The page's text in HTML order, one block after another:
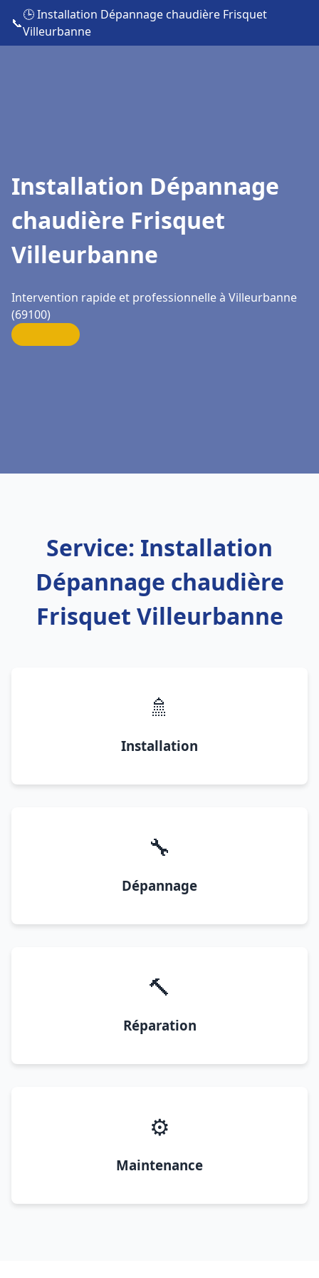
📞
🕒 Installation Dépannage chaudière Frisquet
Villeurbanne
Installation Dépannage
chaudière Frisquet
Villeurbanne
Intervention rapide et professionnelle à Villeurbanne
(69100)
Service: Installation
Dépannage chaudière
Frisquet Villeurbanne
🚿
Installation
🔧
Dépannage
🔨
Réparation
⚙️
Maintenance